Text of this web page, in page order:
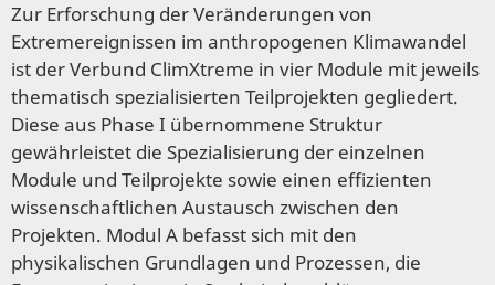
Zur Erforschung der Veränderungen von
Extremereignissen im anthropogenen Klimawandel
ist der Verbund ClimXtreme in vier Module mit jeweils
thematisch spezialisierten Teilprojekten gegliedert.
Diese aus Phase I übernommene Struktur
gewährleistet die Spezialisierung der einzelnen
Module und Teilprojekte sowie einen effizienten
wissenschaftlichen Austausch zwischen den
Projekten. Modul A befasst sich mit den
physikalischen Grundlagen und Prozessen, die